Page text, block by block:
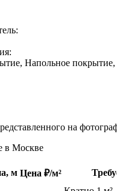
Напольное
на
в Москве
м Цена ₽/м²